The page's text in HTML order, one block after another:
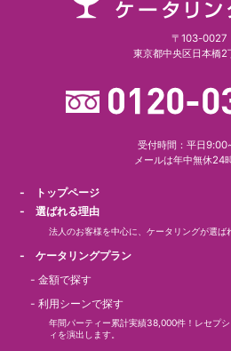
〒103-0027
東京都中央区日本橋2
受付時間：平日
メールは年中無休24
- トップページ
- 選ばれる理由
法人のお客様を中心に、ケータリングが選ば
- ケータリングプラン
-金額で探す
-利用シーンで探す
年間パーティー累計実績38,000件！レセプ
ィを演出します。